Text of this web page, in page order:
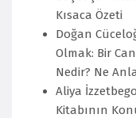
Kısaca Özeti
Doğan
Olmak: Bir
Nedir? Ne
Aliya
Kitabının